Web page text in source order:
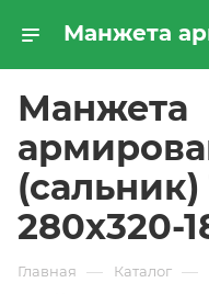
Манжета
(сальник)
280х320-
Главная — Каталог —